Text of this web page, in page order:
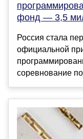
фонд — 3,5
Россия стала
официальной
соревнование